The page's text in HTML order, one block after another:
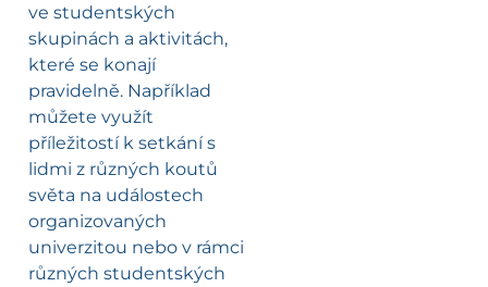
ve studentských
skupinách a aktivitách,
které se konají
pravidelně. Například
můžete využít
příležitostí k setkání s
lidmi z různých koutů
světa na událostech
organizovaných
univerzitou nebo v rámci
různých studentských